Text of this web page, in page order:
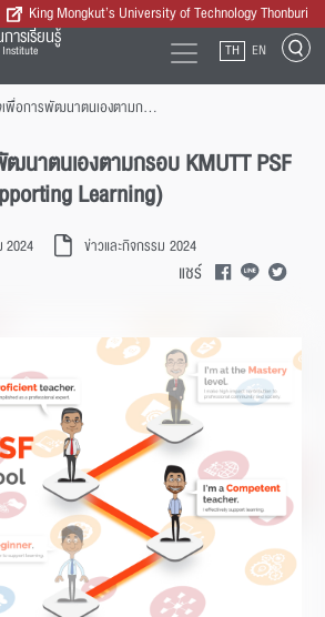
King Mongkut’s University of Technology Thonburi
ารเรียนรู้ TH EN
แบบสำรวจเพื่อการพัฒนาตนเองตามกรอบ KMUTT PSF (Teaching and Supporting Learning)
นาตนเองตามกรอบ KMUTT PSF
Learning)
2024 ข่าวและกิจกรรม 2024
แชร์